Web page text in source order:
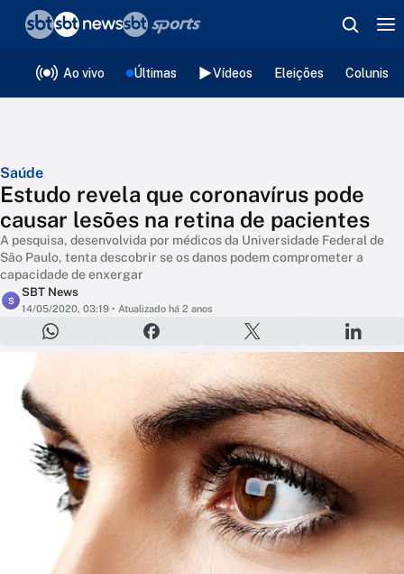
Ao vivo Últimas Vídeos Eleições
Saúde
Estudo revela que coronavírus pode
causar lesões na retina de pacientes
A pesquisa, desenvolvida por médicos da Universidade Federal de
São Paulo, tenta descobrir se os danos podem comprometer a
capacidade de enxergar
S
SBT News
14/05/2020, 03:19 • Atualizado há 2 anos
❮voltar
Editorias